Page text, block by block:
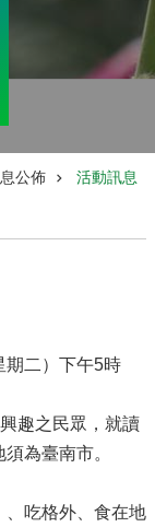
公佈 活動訊息
期二）下午5時
趣之民眾，就讀
為臺南市。
、吃格外、食在地